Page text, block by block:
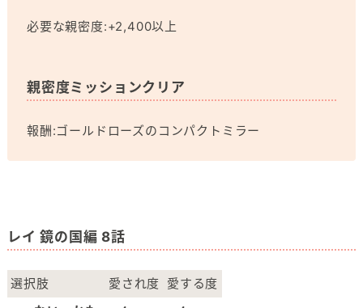
必要な親密度:+2,400以上
親密度ミッションクリア
報酬:ゴールドローズのコンパクトミラー
レイ 鏡の国編 8話
選択肢 愛され度 愛する度